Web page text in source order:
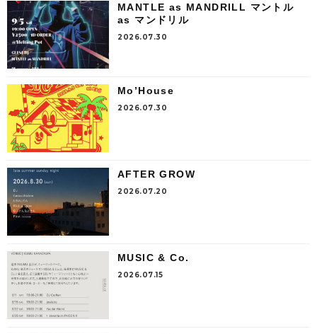
MANTLE as MANDRILL マントル
as マンドリル
2026.07.30
Mo’House
2026.07.30
AFTER GROW
2026.07.20
MUSIC & Co.
2026.07.15